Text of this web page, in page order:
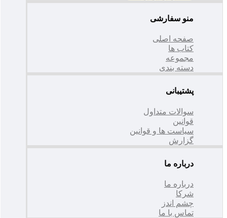
منو سفارشی
صفحه اصلی
کتاب ها
مجموعه
دسته بندی
پشتیبانی
سوالات متداول
قوانین
سیاست ها و قوانین
گزارش
درباره ما
درباره ما
شرکا
چشم اندز
تماس با ما